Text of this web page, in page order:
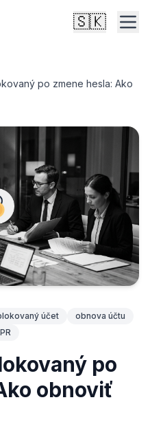
🇸🇰
po zmene hesla: Ako
účet
obnova účtu
po
obnoviť